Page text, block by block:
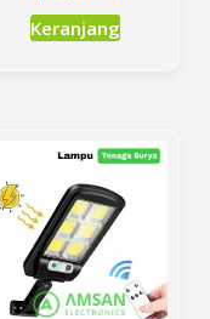
Keranjang